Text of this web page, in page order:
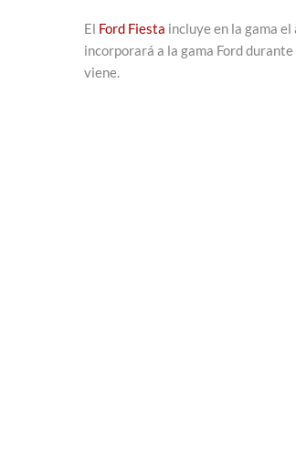
El Ford Fiesta incluye en la gama el
incorporará a la gama Ford
viene.